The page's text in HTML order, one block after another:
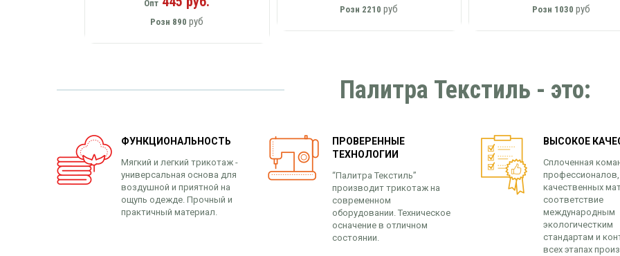
Опт
Розн 890 руб
Розн 2210 руб Розн 1030 руб
Палитра Текстиль - это:
ФУНКЦИОНАЛЬНОСТЬ
Мягкий и легкий трикотаж -
универсальная основа для
воздушной и приятной на
ощупь одежде. Прочный и
практичный материал.
ПРОВЕРЕННЫЕ
ТЕХНОЛОГИИ
“Палитра Текстиль”
производит трикотаж на
современном
оборудовании. Техническое
осначение в отличном
состоянии.
ВЫСОКОЕ
Сплоченная
качественных
соответствие
международным
экологичестким
стандартам и
всех этапах